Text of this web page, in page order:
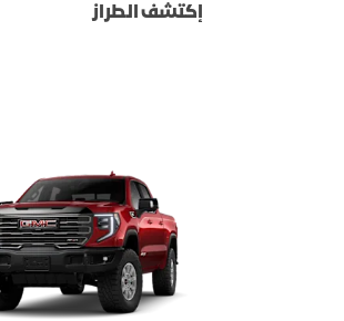
إكتشف الطراز